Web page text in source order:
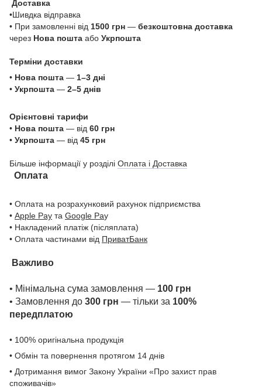
Доставка
•Шивдка відправка
• При замовленні від 1500 грн — безкоштовна доставка
через Нова пошта або Укрпошта
Терміни доставки
• Нова пошта — 1–3 дні
• Укрпошта — 2–5 днів
Орієнтовні тарифи
• Нова пошта — від 60 грн
• Укрпошта — від 45 грн
Більше інформації у розділі Оплата і Доставка
Оплата
• Оплата на розрахунковий рахунок підприємства
• Apple Pay та Google Pay
• Накладений платіж (післяплата)
• Оплата частинами від ПриватБанк
Важливо
• Мінімальна сума замовлення — 100 грн
• Замовлення до 300 грн — тільки за 100%
передплатою
• 100% оригінальна продукція
• Обмін та повернення протягом 14 днів
• Дотримання вимог Закону України «Про захист прав
споживачів»